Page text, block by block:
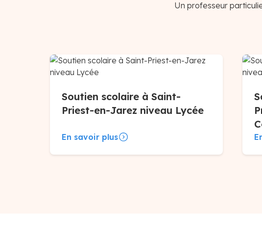
Un professeur
Soutien scolaire à Saint-
Priest-en-Jarez niveau Lycée
En savoir plus